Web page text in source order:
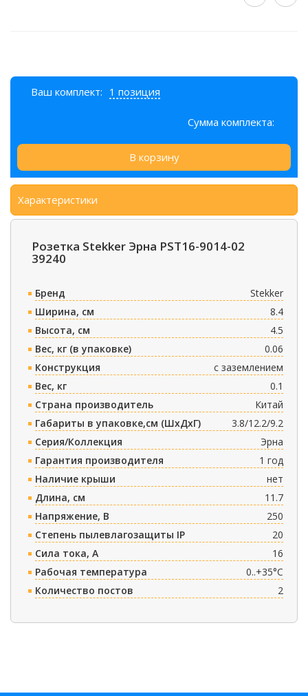
Ваш комплект: 1 позиция
Сумма комплекта:
В корзину
Характеристики
Розетка Stekker Эрна PST16-9014-02
39240
Бренд
Stekker
Ширина, см
8.4
Высота, см
4.5
Вес, кг (в упаковке)
0.06
Конструкция
с заземлением
Вес, кг
0.1
Страна производитель
Китай
Габариты в упаковке,см (ШxДxГ)
3.8/12.2/9.2
Серия/Коллекция
Эрна
Гарантия производителя
1 год
Наличие крыши
нет
Длина, см
11.7
Напряжение, В
250
Степень пылевлагозащиты IP
20
Сила тока, A
16
Рабочая температура
0..+35°C
Количество постов
2